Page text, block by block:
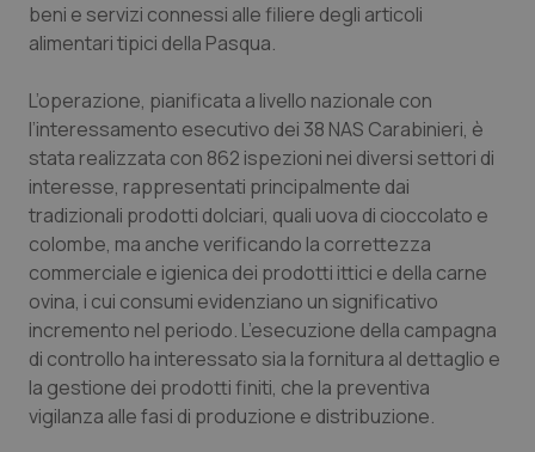
Emilia-Romagna
Lazio
Liguria
Lombardia
Marche
Molise
Colesterolo & coronaropatie
Diabete & glucometri
Disturbi dell’umore
Dolore
Donna & Salute
Epatiti
beni e servizi connessi alle filiere degli articoli
alimentari tipici della Pasqua.
L’operazione, pianificata a livello nazionale con
l’interessamento esecutivo dei 38 NAS Carabinieri, è
stata realizzata con 862 ispezioni nei diversi settori di
interesse, rappresentati principalmente dai
tradizionali prodotti dolciari, quali uova di cioccolato e
colombe, ma anche verificando la correttezza
commerciale e igienica dei prodotti ittici e della carne
ovina, i cui consumi evidenziano un significativo
incremento nel periodo. L’esecuzione della campagna
di controllo ha interessato sia la fornitura al dettaglio e
la gestione dei prodotti finiti, che la preventiva
vigilanza alle fasi di produzione e distribuzione.